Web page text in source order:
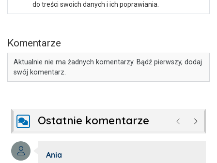
do treści swoich danych i ich poprawiania.
Komentarze
Aktualnie nie ma żadnych komentarzy. Bądź pierwszy, dodaj
swój komentarz.
Ostatnie komentarze Poprzednie
Autor komentarza:
Ania